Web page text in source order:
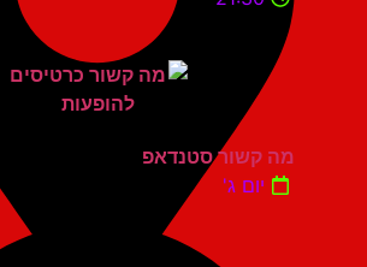
מה קשור סטנדאפ
יום ג'